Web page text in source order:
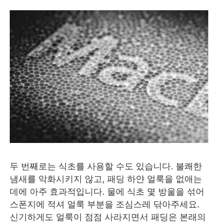
두 번째로는 식초를 사용할 수도 있습니다. 불쾌한
냄새를 악화시키지 않고, 패딩 하얀 얼룩을 없애는
데에 아주 효과적입니다. 물에 식초 몇 방울을 섞어
스폰지에 적셔 얼룩 부분을 조심스레 닦아주세요.
신기하게도 얼룩이 점점 사라지면서 패딩은 본래의